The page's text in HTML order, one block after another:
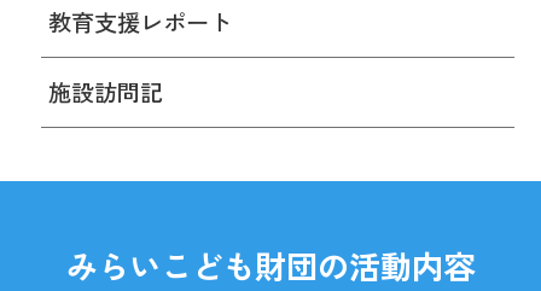
教育支援レポート
施設訪問記
みらいこども財団の活動内容